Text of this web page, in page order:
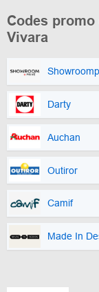
Codes
Vivara
Darty
Auchan
Outiror
Camif
Made In